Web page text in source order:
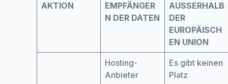
AKTION
EMPFÄNGER
N DER DATEN
AUSSERHALB
DER
EUROPÄISCH
EN UNION
Hosting-
Anbieter
Es gibt keinen
Platz